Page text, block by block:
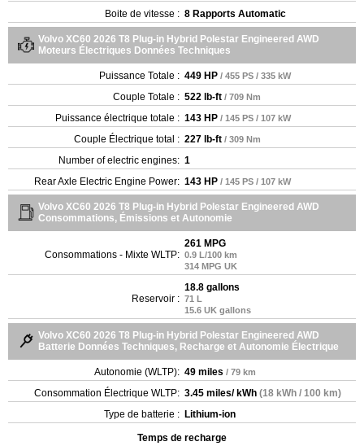
Boite de vitesse : 8 Rapports Automatic
Volvo XC60 2026 T8 Plug-in Hybrid Polestar Engineered AWD
Moteurs Électriques Données Techniques
Puissance Totale : 449 HP / 455 PS / 335 kW
Couple Totale : 522 lb-ft / 709 Nm
Puissance électrique totale : 143 HP / 145 PS / 107 kW
Couple Électrique total : 227 lb-ft / 309 Nm
Number of electric engines: 1
Rear Axle Electric Engine Power: 143 HP / 145 PS / 107 kW
Volvo XC60 2026 T8 Plug-in Hybrid Polestar Engineered AWD
Consommations, Émissions et Autonomie
Consommations - Mixte WLTP:
261 MPG
0.9 L/100 km
314 MPG UK
Reservoir :
18.8 gallons
71 L
15.6 UK gallons
Volvo XC60 2026 T8 Plug-in Hybrid Polestar Engineered AWD
Batterie Données Techniques, Recharge et Autonomie Électrique
Autonomie (WLTP): 49 miles / 79 km
Consommation Électrique WLTP: 3.45 miles/ kWh (18 kWh / 100 km)
Type de batterie : Lithium-ion
Temps de recharge